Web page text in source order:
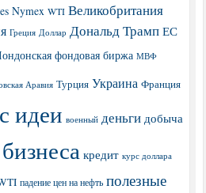
Nymex WTI Великобритания
Греция Доллар Дональд Трамп ЕС
фондовая биржа МВФ
Аравия Турция Украина Франция
идеи военный деньги добыча
кредит курс доллара
падение цен на нефть полезные